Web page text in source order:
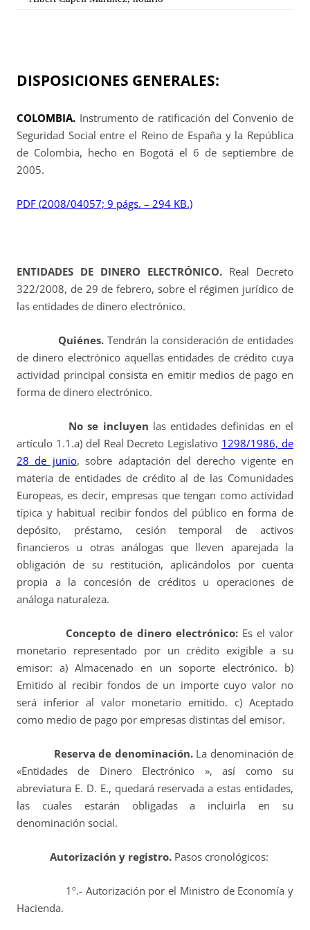
DISPOSICIONES GENERALES:
COLOMBIA. Instrumento de ratificación del Convenio de
Seguridad Social entre el Reino de España y la República
de Colombia, hecho en Bogotá el 6 de septiembre de
2005.
PDF (2008/04057; 9 págs. – 294 KB.)
ENTIDADES DE DINERO ELECTRÓNICO. Real Decreto
322/2008, de 29 de febrero, sobre el régimen jurídico de
las entidades de dinero electrónico.
Quiénes. Tendrán la consideración de entidades
de dinero electrónico aquellas entidades de crédito cuya
actividad principal consista en emitir medios de pago en
forma de dinero electrónico.
No se incluyen las entidades definidas en el
artículo 1.1.a) del Real Decreto Legislativo 1298/1986, de
28 de junio, sobre adaptación del derecho vigente en
materia de entidades de crédito al de las Comunidades
Europeas, es decir, empresas que tengan como actividad
típica y habitual recibir fondos del público en forma de
depósito, préstamo, cesión temporal de activos
financieros u otras análogas que lleven aparejada la
obligación de su restitución, aplicándolos por cuenta
propia a la concesión de créditos u operaciones de
análoga naturaleza.
Concepto de dinero electrónico: Es el valor
monetario representado por un crédito exigible a su
emisor: a) Almacenado en un soporte electrónico. b)
Emitido al recibir fondos de un importe cuyo valor no
será inferior al valor monetario emitido. c) Aceptado
como medio de pago por empresas distintas del emisor.
Reserva de denominación. La denominación de
«Entidades de Dinero Electrónico », así como su
abreviatura E. D. E., quedará reservada a estas entidades,
las cuales estarán obligadas a incluirla en su
denominación social.
Autorización y registro. Pasos cronológicos:
1º.- Autorización por el Ministro de Economía y
Hacienda.